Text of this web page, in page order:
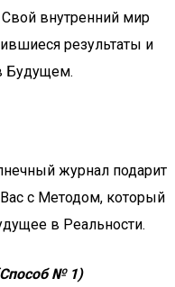
внутренний мир
результаты и
Будущем.
журнал подарит
с Методом, который
в Реальности.
№ 1)